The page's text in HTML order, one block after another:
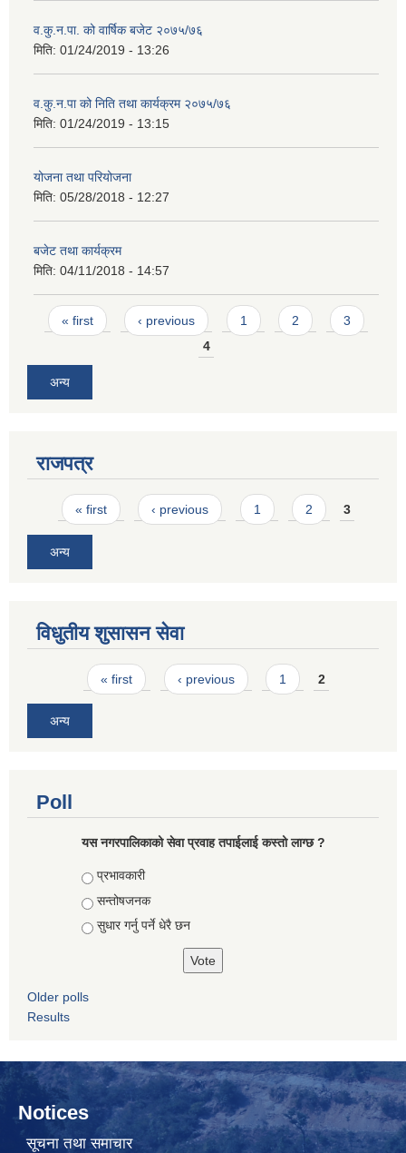
व.कु.न.पा. को वार्षिक बजेट २०७५/७६
मिति: 01/24/2019 - 13:26
व.कु.न.पा को निति तथा कार्यक्रम २०७५/७६
मिति: 01/24/2019 - 13:15
योजना तथा परियोजना
मिति: 05/28/2018 - 12:27
बजेट तथा कार्यक्रम
मिति: 04/11/2018 - 14:57
Pages
« first ‹ previous 1 2
3
4
अन्य
राजपत्र
Pages
« first ‹ previous 1 2 3
अन्य
विधुतीय शुसासन सेवा
Pages« first ‹ previous 1 2
अन्य
Poll
यस नगरपालिकाको सेवा प्रवाह तपाईलाई कस्तो लाग्छ ?
Choices
प्रभावकारी
सन्तोषजनक
सुधार गर्नु पर्ने धेरै छन
Older polls
Results
Notices
सूचना तथा समाचार